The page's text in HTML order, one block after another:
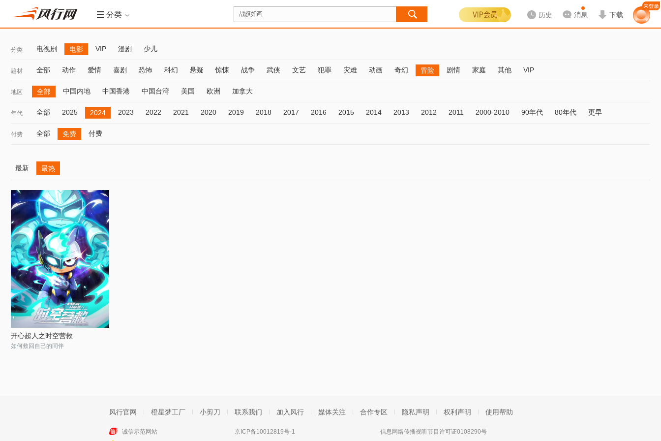
分类 历史 消息 下载
分类 电视剧 电影 VIP 漫剧 少儿
题材 全部 动作 爱情 喜剧 恐怖 科幻 悬疑 惊悚 战争 武侠 文艺 犯罪 灾难 动画 奇幻 冒险 剧情 家庭 其他 VIP
地区 全部 中国内地 中国香港 中国台湾 美国 欧洲 加拿大
年代 全部 2025 2024 2023 2022 2021 2020 2019 2018 2017 2016 2015 2014 2013 2012 2011 2000-2010 90年代 80年代 更早
付费 全部 免费 付费
最新 最热
开心超人之时空营救
如何救回自己的同伴
风行官网 橙星梦工厂 小剪刀 联系我们 加入风行 媒体关注 合作专区 隐私声明 权利声明 使用帮助
诚信示范网站 京ICP备10012819号-1 信息网络传播视听节目许可证0108290号